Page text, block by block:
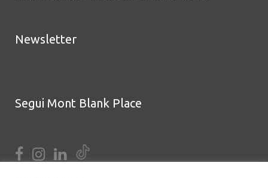
Newsletter
Segui Mont Blank Place